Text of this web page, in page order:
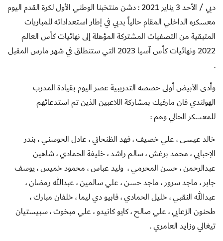
دبي / الأحد 3 يناير 2021 : دشن منتخبنا الوطني الأول لكرة القدم اليوم
معسكره الداخلي المقام حالياً بدبي في إطار استعداداته للمباريات
المتبقية من التصفيات المشتركة المؤهلة إلى نهائيات كأس العالم
2022 ونهائيات كأس آسيا 2023 التي ستنطلق في شهر مارس المقبل
.
وأدى الأبيض أولى حصصه التدريبية عصر اليوم بقيادة المدرب
الهولندي فان مارفيك بمشاركة اللاعبين الذين تم استدعائهم
للمعسكر الحالي وهم :
خالد عيسى ، علي خصيف ، فهد الظنحاني ، عادل الحوسني ، بندر
الإحبابي ، محمد برغش ، سالم راشد ، خليفة الحمادي ، شاهين
عبدالرحمن ، حسن المحرمي ، وليد عباس ، محمود خميس ، يوسف
جابر ، ماجد سرور ، ماجد حسن ، علي سالمين ، عبدالله رمضان ،
عبدالله النقبي ، خليل الحمادي ، فابيو دي ليما ، خلفان مبارك ،
طحنون الزعابي ، علي صالح ، كايو كانيدو ، علي مبخوت ، سبيستيان
تيغالي وزايد العامري .